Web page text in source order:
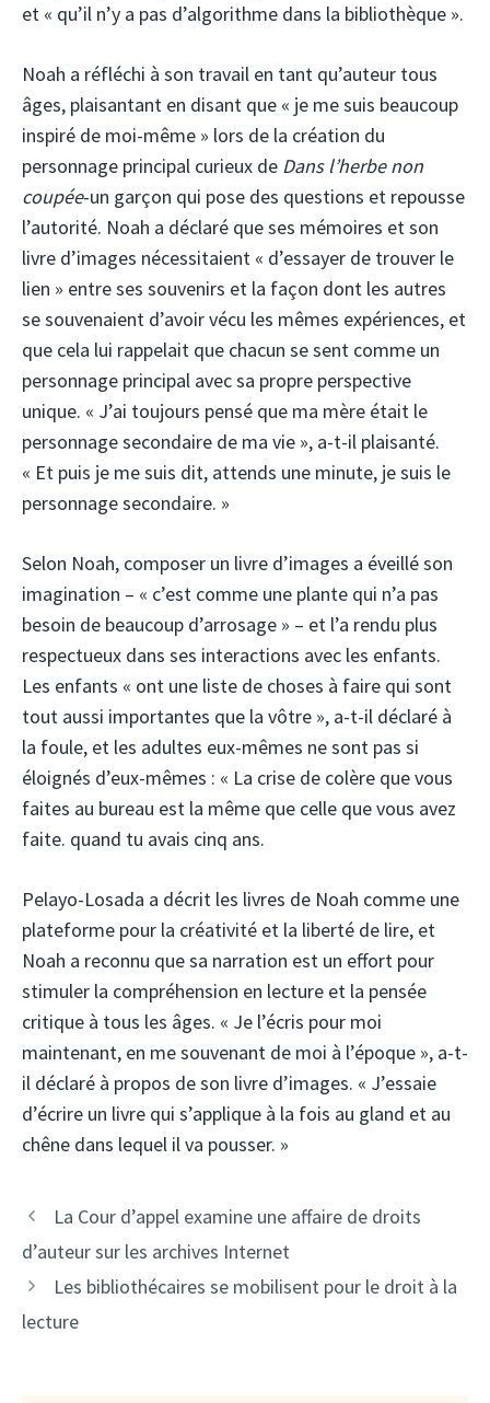
et « qu’il n’y a pas d’algorithme dans la bibliothèque ».
Noah a réfléchi à son travail en tant qu’auteur tous
âges, plaisantant en disant que « je me suis beaucoup
inspiré de moi-même » lors de la création du
personnage principal curieux de Dans l’herbe non
coupée-un garçon qui pose des questions et repousse
l’autorité. Noah a déclaré que ses mémoires et son
livre d’images nécessitaient « d’essayer de trouver le
lien » entre ses souvenirs et la façon dont les autres
se souvenaient d’avoir vécu les mêmes expériences, et
que cela lui rappelait que chacun se sent comme un
personnage principal avec sa propre perspective
unique. « J’ai toujours pensé que ma mère était le
personnage secondaire de ma vie », a-t-il plaisanté.
« Et puis je me suis dit, attends une minute, je suis le
personnage secondaire. »
Selon Noah, composer un livre d’images a éveillé son
imagination – « c’est comme une plante qui n’a pas
besoin de beaucoup d’arrosage » – et l’a rendu plus
respectueux dans ses interactions avec les enfants.
Les enfants « ont une liste de choses à faire qui sont
tout aussi importantes que la vôtre », a-t-il déclaré à
la foule, et les adultes eux-mêmes ne sont pas si
éloignés d’eux-mêmes : « La crise de colère que vous
faites au bureau est la même que celle que vous avez
faite. quand tu avais cinq ans.
Pelayo-Losada a décrit les livres de Noah comme une
plateforme pour la créativité et la liberté de lire, et
Noah a reconnu que sa narration est un effort pour
stimuler la compréhension en lecture et la pensée
critique à tous les âges. « Je l’écris pour moi
maintenant, en me souvenant de moi à l’époque », a-t-
il déclaré à propos de son livre d’images. « J’essaie
d’écrire un livre qui s’applique à la fois au gland et au
chêne dans lequel il va pousser. »
La Cour d’appel examine une affaire de droits
d’auteur sur les archives Internet
Les bibliothécaires se mobilisent pour le droit à la
lecture